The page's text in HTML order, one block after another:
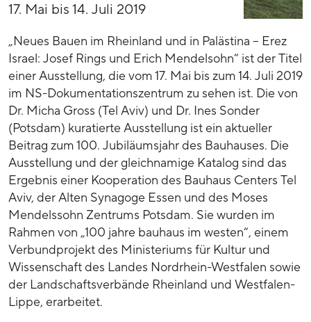
17. Mai bis 14. Juli 2019
„Neues Bauen im Rheinland und in Palästina – Erez
Israel: Josef Rings und Erich Mendelsohn“ ist der Titel
einer Ausstellung, die vom 17. Mai bis zum 14. Juli 2019
im NS-Dokumentationszentrum zu sehen ist. Die von
Dr. Micha Gross (Tel Aviv) und Dr. Ines Sonder
(Potsdam) kuratierte Ausstellung ist ein aktueller
Beitrag zum 100. Jubiläumsjahr des Bauhauses. Die
Ausstellung und der gleichnamige Katalog sind das
Ergebnis einer Kooperation des Bauhaus Centers Tel
Aviv, der Alten Synagoge Essen und des Moses
Mendelssohn Zentrums Potsdam. Sie wurden im
Rahmen von „100 jahre bauhaus im westen“, einem
Verbundprojekt des Ministeriums für Kultur und
Wissenschaft des Landes Nordrhein-Westfalen sowie
der Landschaftsverbände Rheinland und Westfalen-
Lippe, erarbeitet.